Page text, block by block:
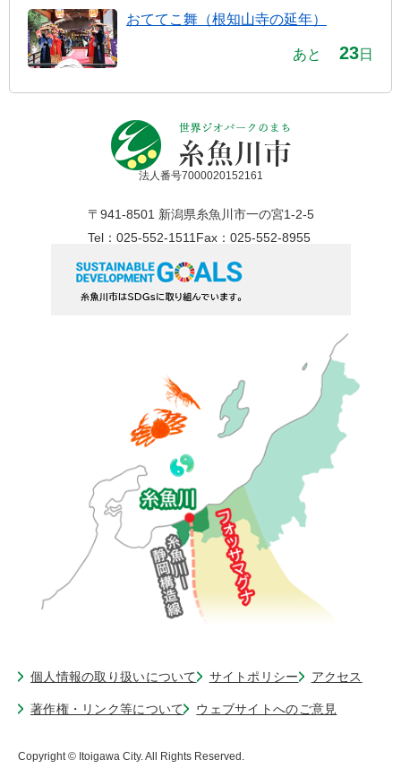
おててこ舞（根知山寺の延年）
あと 23日
法人番号7000020152161
〒941-8501 新潟県糸魚川市一の宮1-2-5
Tel：025-552-1511 Fax：025-552-8955
個人情報の取り扱いについて サイトポリシー アクセス
著作権・リンク等について ウェブサイトへのご意見
Copyright © Itoigawa City. All Rights Reserved.